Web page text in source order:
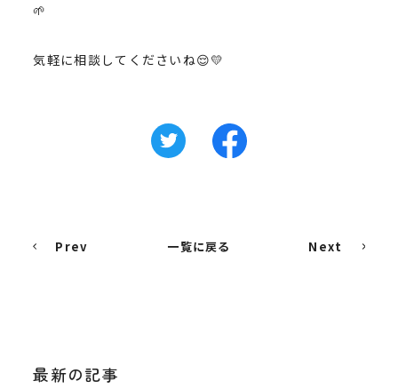
🌱
気軽に相談してくださいね😌💛
Prev 一覧に戻る Next
最新の記事